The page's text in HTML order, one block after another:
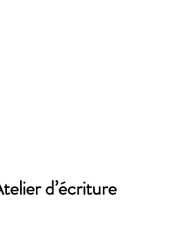
d’écriture